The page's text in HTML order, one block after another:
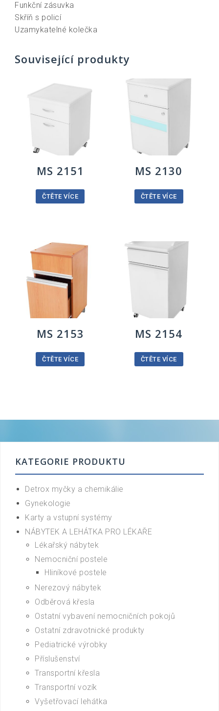
Funkční zásuvka
Skříň s policí
Uzamykatelné kolečka
Související produkty
MS 2151
ČTĚTE VÍCE
MS 2130
ČTĚTE VÍCE
MS 2153
ČTĚTE VÍCE
MS 2154
ČTĚTE VÍCE
KATEGORIE PRODUKTU
Detrox myčky a chemikálie
Gynekologie
Karty a vstupní systémy
NÁBYTEK A LEHÁTKA PRO LÉKAŘE
Lékařský nábytek
Nemocniční postele
Hliníkové postele
Nerezový nábytek
Odběrová křesla
Ostatní vybavení nemocničních pokojů
Ostatní zdravotnické produkty
Pediatrické výrobky
Příslušenství
Transportní křesla
Transportní vozík
Vyšetřovací lehátka